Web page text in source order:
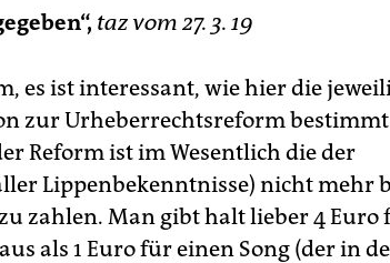
taz vom 27. 3. 19
es ist interessant, wie hier die
zur Urheberrechtsreform
Reform ist im Wesentlich die der
Lippenbekenntnisse) nicht mehr
zahlen. Man gibt halt lieber 4 Euro
als 1 Euro für einen Song (der in